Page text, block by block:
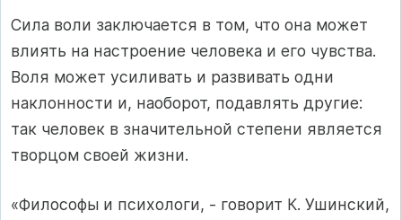
Сила воли заключается в том, что она может
влиять на настроение человека и его чувства.
Воля может усиливать и развивать одни
наклонности и, наоборот, подавлять другие:
так человек в значительной степени является
творцом своей жизни.
«Философы и психологи, - говорит К. Ушинский,